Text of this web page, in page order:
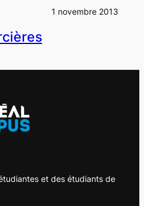
1 novembre 2013
et des étudiants de